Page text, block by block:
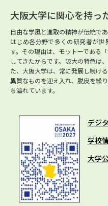
大阪大学に関心を持っ
自由な学風と進取の精神が伝統で
はじめ各分野で多くの研究者が
す。その理由は、モットーである
してきたからです。阪大の特色は
た、大阪大学は、常に発展し続け
異質なものを迎え入れ、脱皮を繰
ち溢れています。
デジ
学校
大学